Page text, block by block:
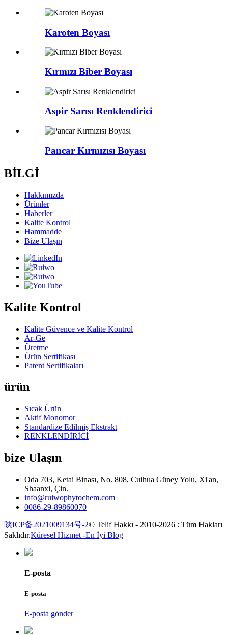
Karoten Boyası
Kırmızı Biber Boyası
Aspir Sarısı Renklendirici
Pancar Kırmızısı Boyası
BİLGİ
Hakkımızda
Ürünler
Haberler
Kalite Kontrol
Hammadde
Bize Ulaşın
Kalite Kontrol
Kalite Güvence ve Kalite Kontrol
Ar-Ge
Üretme
Ürün Sertifikası
Patent Sertifikaları
ürün
Sıcak Ürün
Aktif Monomor
Standardize Edilmiş Ekstrakt
RENKLENDİRİCİ
bize Ulaşın
Oda 703, Ketai Binası, No. 808, Cuihua Güney Yolu, Xi'an,
Shaanxi, Çin.
info@ruiwophytochem.com
0086-29-89860070
陕ICP备2021009134号-2© Telif Hakkı - 2010-2026 : Tüm Hakları
Saklıdır.Küresel Hizmet -En İyi Blog
E-posta
E-posta
E-posta gönder